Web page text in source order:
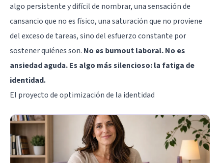
algo persistente y difícil de nombrar, una sensación de
cansancio que no es físico, una saturación que no proviene
del exceso de tareas, sino del esfuerzo constante por
sostener quiénes son. No es burnout laboral. No es
ansiedad aguda. Es algo más silencioso: la fatiga de
identidad.
El proyecto de optimización de la identidad